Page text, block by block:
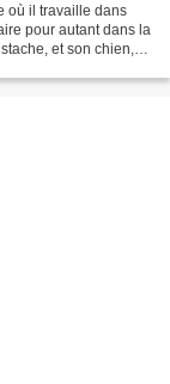
où il travaille dans
pour autant dans la
et son chien,